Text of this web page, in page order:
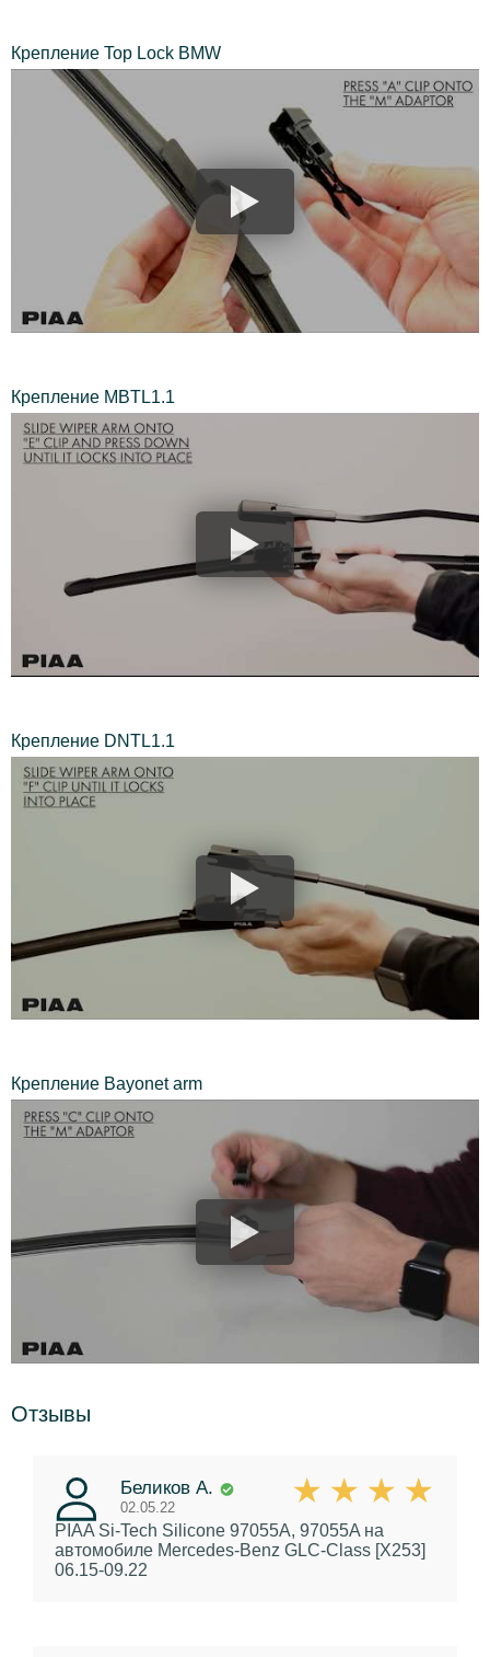
Крепление Top Lock BMW
Крепление MBTL1.1
Крепление DNTL1.1
Крепление Bayonet arm
Отзывы
Беликов А.
02.05.22
PIAA Si-Tech Silicone 97055A, 97055A на
автомобиле Mercedes-Benz GLC-Class [X253]
06.15-09.22